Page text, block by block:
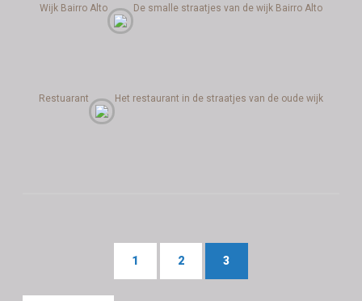
Wijk Bairro Alto De smalle straatjes van de wijk Bairro Alto
Restuarant Het restaurant in de straatjes van de oude wijk
1 2 3